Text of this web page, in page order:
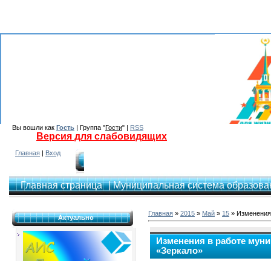
Вы вошли как Гость | Группа "Гости" | RSS
Версия для слабовидящих
Главная | Вход
Главная страница | Муниципальная система
Актуально
Главная » 2015 » Май » 15 » Изменения
Изменения в работе
«Зеркало»